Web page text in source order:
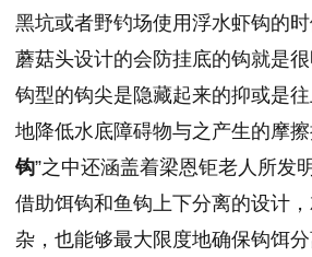
黑坑或者野钓场使用浮水虾钩的
蘑菇头设计的会防挂底的钩就是
钩型的钩尖是隐藏起来的抑或是
地降低水底障碍物与之产生的摩擦
钩”之中还涵盖着梁恩钜老人所发
借助饵钩和鱼钩上下分离的设计
杂，也能够最大限度地确保钩饵